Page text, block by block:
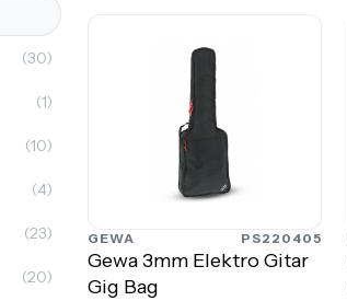
(30)
(1)
(10)
(4)
(23)
(20)
GEWA PS220405
Gewa 3mm Elektro Gitar
Gig Bag